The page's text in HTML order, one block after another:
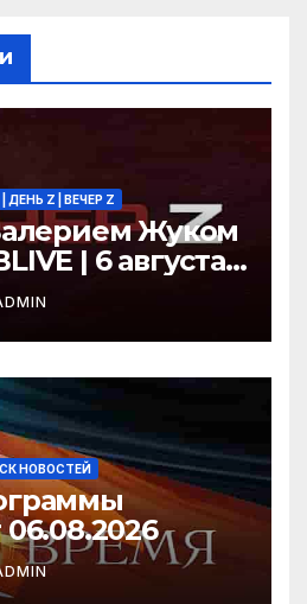
ДЕНЬ Z | ВЕЧЕР Z
Жуком
| 6 августа
НОВОСТЕЙ